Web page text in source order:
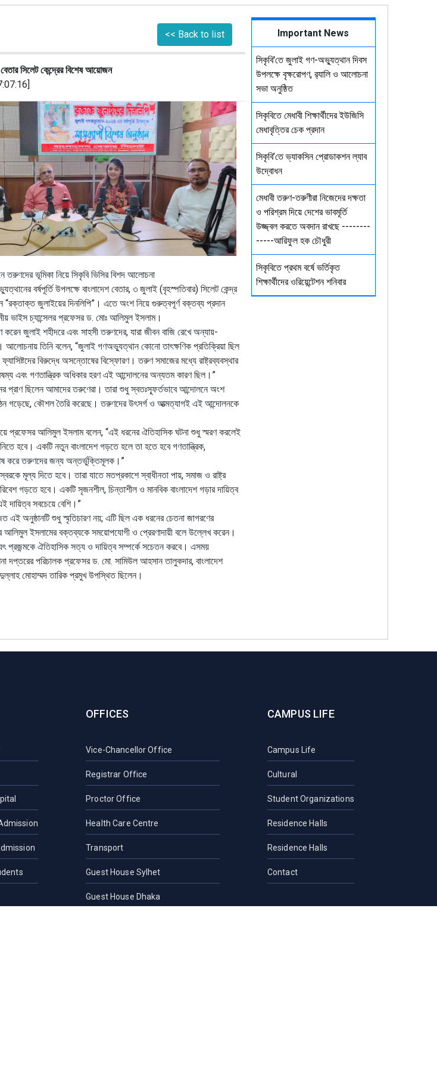
<< Back to list
সিলেট কেন্দ্রের বিশেষ আয়োজন
তরুণদের ভূমিকা নিয়ে সিকৃবি ভিসির বিশদ আলোচনা
বর্ষপূর্তি উপলক্ষে বাংলাদেশ বেতার, ৩ জুলাই (বৃহস্পতিবার) সিলেট কেন্দ্র
জুলাইয়ের দিনলিপি”। এতে অংশ নিয়ে গুরুত্বপূর্ণ বক্তব্য প্রদান
ভাইস চ্যান্সেলর প্রফেসর ড. মোঃ আলিমুল ইসলাম।
করেন জুলাই শহীদরে এবং সাহসী তরুণদের, যারা জীবন বাজি রেখে অন্যায়-
আলোচনায় তিনি বলেন, “জুলাই গণঅভ্যুত্থান কোনো তাৎক্ষণিক প্রতিক্রিয়া ছিল
ফ্যাসিষ্টদের বিরুদ্ধে অসন্তোষের বিস্ফোরণ। তরুণ সমাজের মধ্যে রাষ্ট্রব্যবস্থার
এবং গণতান্ত্রিক অধিকার হরণ এই আন্দোলনের অন্যতম কারণ ছিল।”
ছিলেন আমাদের তরুণেরা। তারা শুধু স্বতঃস্ফূর্তভাবে আন্দোলনে অংশ
গড়েছে, কৌশল তৈরি করেছে। তরুণদের উৎসর্গ ও আত্মত্যাগই এই আন্দোলনকে
প্রফেসর আলিমুল ইসলাম বলেন, “এই ধরনের ঐতিহাসিক ঘটনা শুধু স্মরণ করলেই
হবে। একটি নতুন বাংলাদেশ গড়তে হলে তা হতে হবে গণতান্ত্রিক,
করে তরুণদের জন্য অন্তর্ভুক্তিমূলক।”
মূল্য দিতে হবে। তারা যাতে মতপ্রকাশে স্বাধীনতা পায়, সমাজ ও রাষ্ট্র
গড়তে হবে। একটি সৃজনশীল, চিন্তাশীল ও মানবিক বাংলাদেশ গড়ার দায়িত্ব
দায়িত্ব সবচেয়ে বেশি।”
এই অনুষ্ঠানটি শুধু স্মৃতিচারণ নয়; এটি ছিল এক ধরনের চেতনা জাগরণের
ইসলামের বক্তব্যকে সময়োপযোগী ও প্রেরণাদায়ী বলে উল্লেখ করেন।
প্রজন্মকে ঐতিহাসিক সত্য ও দায়িত্ব সম্পর্কে সচেতন করবে। এসময়
দপ্তরের পরিচালক প্রফেসর ড. মো. সামিউল আহসান তালুকদার, বাংলাদেশ
মোহাম্মদ তারিক প্রমুখ উপস্থিত ছিলেন।
Important News
সিকৃবি'তে জুলাই গণ-অভ্যুত্থান দিবস
উপলক্ষে বৃক্ষরোপণ, র‍্যালি ও আলোচনা
সভা অনুষ্ঠিত
সিকৃবিতে মেধাবী শিক্ষার্থীদের ইউজিসি
মেধাবৃত্তির চেক প্রদান
সিকৃবি’তে ভ্যাকসিন প্রোডাকশন ল্যাব
উদ্বোধন
মেধাবী তরুণ-তরুণীরা নিজেদের দক্ষতা
ও পরিশ্রম দিয়ে দেশের ভাবমূর্তি
উজ্জ্বল করতে অবদান রাখছে --------
-----আরিফুল হক চৌধুরী
সিকৃবিতে প্রথম বর্ষে ভর্তিকৃত
শিক্ষার্থীদের ওরিয়েন্টেশন শনিবার
OFFICES
Vice-Chancellor Office
Registrar Office
Proctor Office
Health Care Centre
Transport
Guest House Sylhet
Guest House Dhaka
CAMPUS LIFE
Campus Life
Cultural
Student Organizations
Residence Halls
Residence Halls
Contact